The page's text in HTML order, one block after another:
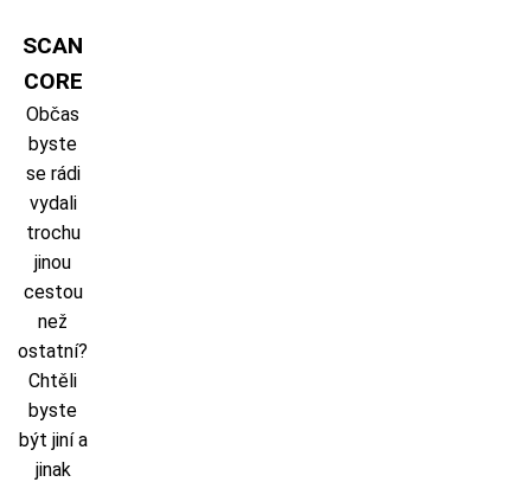
content
SCAN
CORE
Občas
byste
se rádi
vydali
trochu
jinou
cestou
než
ostatní?
Chtěli
byste
být jiní a
jinak